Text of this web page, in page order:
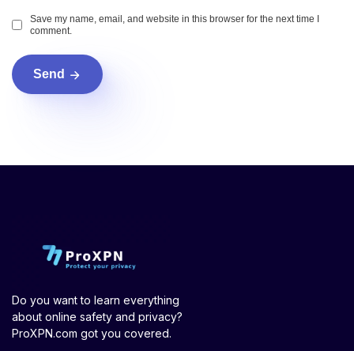
Save my name, email, and website in this browser for the next time I
comment.
Send
Do you want to learn everything
about online safety and privacy?
ProXPN.com got you covered.